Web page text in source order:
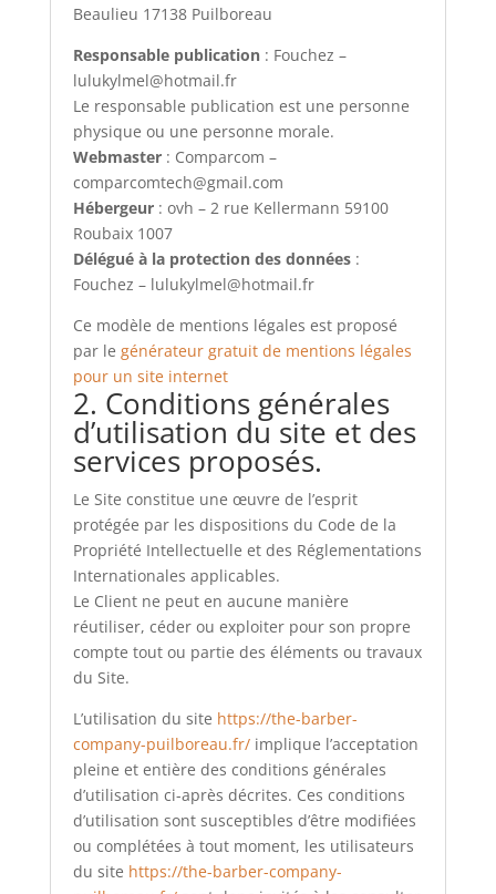
Beaulieu 17138 Puilboreau
Responsable publication: Fouchez –
lulukylmel@hotmail.fr
Le responsable publication est une personne
physique ou une personne morale.
Webmaster: Comparcom –
comparcomtech@gmail.com
Hébergeur: ovh – 2 rue Kellermann 59100
Roubaix 1007
Délégué à la protection des données:
Fouchez – lulukylmel@hotmail.fr
Ce modèle de mentions légales est proposé
par le générateur gratuit de mentions légales
pour un site internet
2. Conditions générales
d’utilisation du site et des
services proposés.
Le Site constitue une œuvre de l’esprit
protégée par les dispositions du Code de la
Propriété Intellectuelle et des Réglementations
Internationales applicables.
Le Client ne peut en aucune manière
réutiliser, céder ou exploiter pour son propre
compte tout ou partie des éléments ou travaux
du Site.
L’utilisation du site https://the-barber-
company-puilboreau.fr/implique l’acceptation
pleine et entière des conditions générales
d’utilisation ci-après décrites. Ces conditions
d’utilisation sont susceptibles d’être modifiées
ou complétées à tout moment, les utilisateurs
du site https://the-barber-company-